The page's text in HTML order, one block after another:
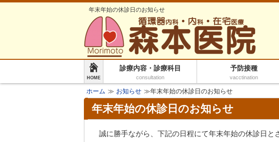
年末年始の休診日のお知らせ
HOME
診療内容・診療科目
consultation
予防接種
vacctination
ホーム ≫ お知らせ ≫年末年始の休診日のお知らせ
年末年始の休診日のお知らせ
誠に勝手ながら、下記の日程にて年末年始の休診日と